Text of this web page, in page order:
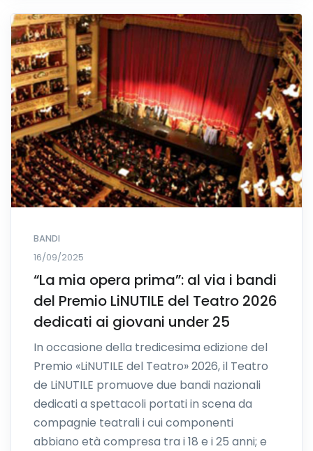
BANDI
16/09/2025
“La mia opera prima”: al via i bandi
del Premio LiNUTILE del Teatro 2026
dedicati ai giovani under 25
In occasione della tredicesima edizione del
Premio «LiNUTILE del Teatro» 2026, il Teatro
de LiNUTILE promuove due bandi nazionali
dedicati a spettacoli portati in scena da
compagnie teatrali i cui componenti
abbiano età compresa tra i 18 e i 25 anni; e